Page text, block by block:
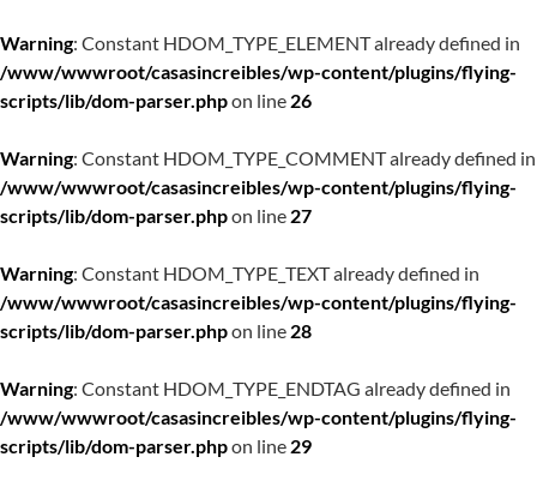
Warning: Constant HDOM_TYPE_ELEMENT already defined in
/www/wwwroot/casasincreibles/wp-content/plugins/flying-
scripts/lib/dom-parser.phpon line 26
Warning: Constant HDOM_TYPE_COMMENT already defined in
/www/wwwroot/casasincreibles/wp-content/plugins/flying-
scripts/lib/dom-parser.phpon line 27
Warning: Constant HDOM_TYPE_TEXT already defined in
/www/wwwroot/casasincreibles/wp-content/plugins/flying-
scripts/lib/dom-parser.phpon line 28
Warning: Constant HDOM_TYPE_ENDTAG already defined in
/www/wwwroot/casasincreibles/wp-content/plugins/flying-
scripts/lib/dom-parser.phpon line 29